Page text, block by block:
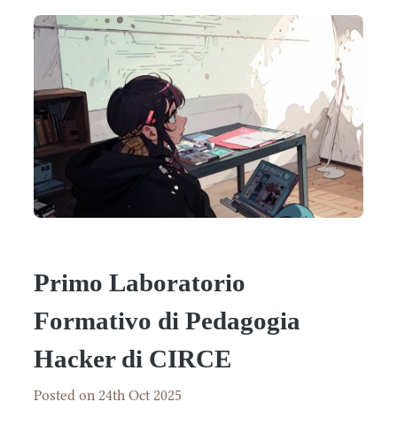
Primo Laboratorio
Formativo di Pedagogia
Hacker di CIRCE
Posted on 24th Oct 2025